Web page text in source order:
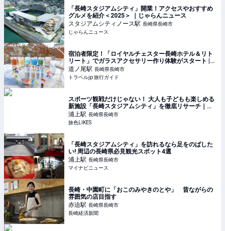
「長崎スタジアムシティ」開業！アクセスやおすすめ
グルメを紹介＜2025＞ ｜じゃらんニュース
スタジアムシティノース駅 長崎県長崎市
じゃらんニュース
宿泊者限定！「ロイヤルチェスター長崎ホテル＆リト
リート」でガラスアクセサリー作り体験がスタート |
長崎県 | トラベルjp 旅行ガイド
道ノ尾駅 長崎県長崎市
トラベルjp 旅行ガイド
スポーツ観戦だけじゃない！ 大人も子どもも楽しめる
新施設「長崎スタジアムシティ」を徹底リサーチ｜旅
色LIKES
浦上駅 長崎県長崎市
旅色LIKES
「長崎スタジアムシティ」を訪れるなら足をのばした
い! 周辺の長崎県必見観光スポット4選
浦上駅 長崎県長崎市
マイナビニュース
長崎・中園町に「おこのみやきのとや」 昔ながらの
雰囲気の店目指す
赤迫駅 長崎県長崎市
長崎経済新聞